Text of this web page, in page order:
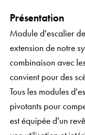
Présentation
Module d'escalier
extension de notre
combinaison avec
convient pour des
Tous les modules
pivotants pour
est équipée d'un